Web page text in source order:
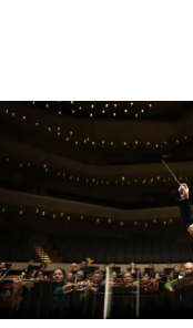
Radio
Chef d'orchestre
Compositeur